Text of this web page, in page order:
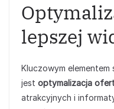
lepszej
Kluczowym
jest optymalizacja
atrakcyjnych i